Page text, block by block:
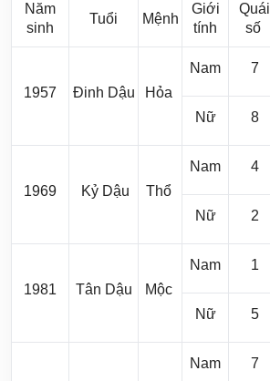
Năm
sinh
Tuổi Mệnh
Giới
tính
Quái
số
1957 Đinh Dậu Hỏa
Nam 7
Nữ 8
1969 Kỷ Dậu Thổ
Nam 4
Nữ 2
1981 Tân Dậu Mộc
Nam 1
Nữ 5
Nam 7